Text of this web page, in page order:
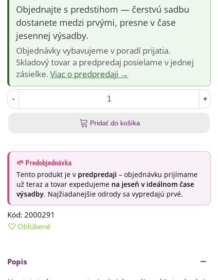
Objednajte s predstihom — čerstvú sadbu
dostanete medzi prvými, presne v čase
jesennej výsadby.
Objednávky vybavujeme v poradí prijatia.
Skladový tovar a predpredaj posielame v jednej
zásielke. Viac o predpredaji →
- +
Pridať do košíka
🌱 Predobjednávka
Tento produkt je v predpredaji – objednávku prijímame
už teraz a tovar expedujeme na jeseň v ideálnom čase
výsadby. Najžiadanejšie odrody sa vypredajú prvé.
Kód: 2000291
Obľúbené
Popis